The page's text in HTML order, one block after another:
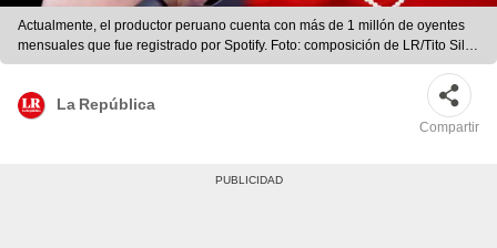
Actualmente, el productor peruano cuenta con más de 1 millón de oyentes
mensuales que fue registrado por Spotify. Foto: composición de LR/Tito Silva
Music.
La República
Compartir